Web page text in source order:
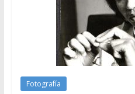
Fotografía